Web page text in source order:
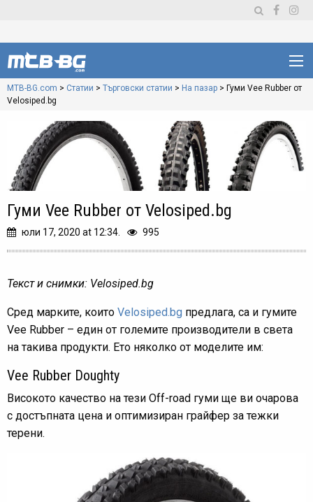
MTB-BG.com > Статии > Търговски статии > На пазар > Гуми Vee Rubber от
Velosiped.bg
Гуми Vee Rubber от Velosiped.bg
юли 17, 2020 at 12:34. 995
Текст и снимки: Velosiped.bg
Сред марките, които Velosiped.bg предлага, са и гумите
Vee Rubber – един от големите производители в света
на такива продукти. Ето няколко от моделите им:
Vee Rubber Doughty
Високото качество на тези Off-road гуми ще ви очарова
с достъпната цена и оптимизиран грайфер за тежки
терени.